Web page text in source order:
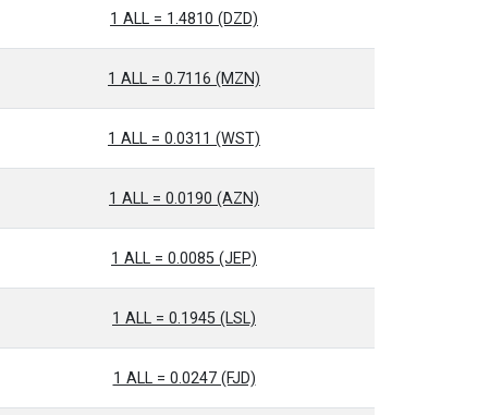
1 ALL = 1.4810 (DZD)
1 ALL = 0.7116 (MZN)
1 ALL = 0.0311 (WST)
1 ALL = 0.0190 (AZN)
1 ALL = 0.0085 (JEP)
1 ALL = 0.1945 (LSL)
1 ALL = 0.0247 (FJD)